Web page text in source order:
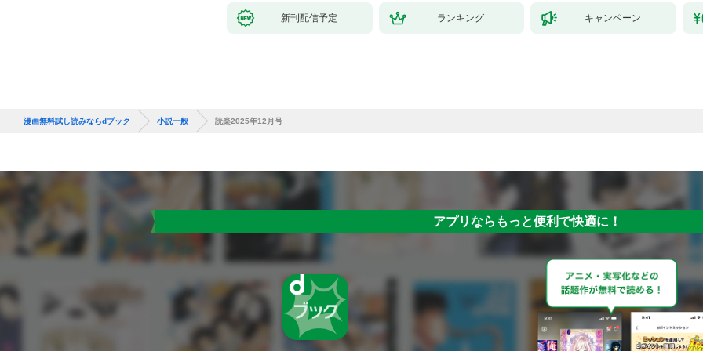
新刊配信予定 ランキング キャンペーン
漫画無料試し読みならdブック 小説一般 読楽2025年12月号
アプリならもっと便利で快適に！